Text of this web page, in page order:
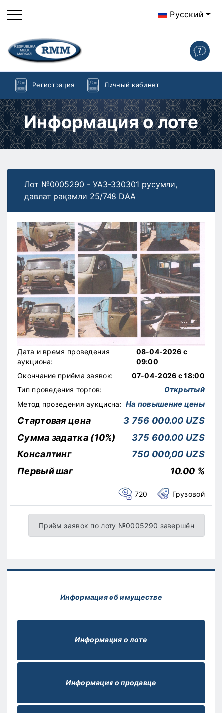
Русский
Регистрация Личный кабинет
Информация о лоте
Лот №0005290 - УАЗ-330301 русумли,
давлат рақамли 25/748 DАА
Дата и время проведения
аукциона:
08-04-2026 с
09:00
Окончание приёма заявок:
07-04-2026 с 18:00
Тип проведения торгов:
Открытый
Метод проведения аукциона: На повышение цены
Стартовая цена
3 756 000.00 UZS
Сумма задатка (10%)
375 600.00 UZS
Консалтинг
750 000,00 UZS
Первый шаг
10.00 %
720 Грузовой
Приём заявок по лоту №0005290 завершён
Информация об имуществе
Информация о лоте
Информация о продавце